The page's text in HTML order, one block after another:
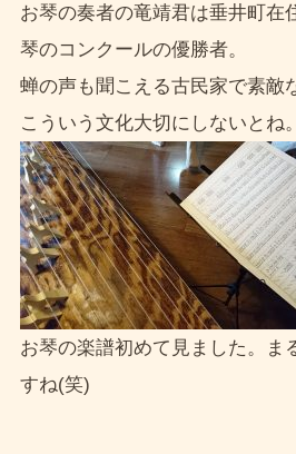
お琴の奏者の竜靖君は垂井町在
琴のコンクールの優勝者。
蝉の声も聞こえる古民家で素敵
こういう文化大切にしないとね。
お琴の楽譜初めて見ました。ま
すね(笑)